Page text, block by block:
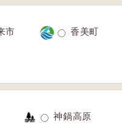
市 香美町
神鍋高原